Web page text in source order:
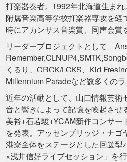
打楽器奏者。1992年北海道生まれ。
附属音楽高等学校打楽器専攻を経
時にアカンサス音楽賞、同声会賞
リーダープロジェクトとして、
くるり、CRCK/LCKS、Kid
Millennium Paradeなど数多くのラ
近年の活動として、山口情報芸術
音と響きによって記憶を喚起させ
美裕+石若駿+YCAM新作コンサー
を発表。アッセンブリッジ・ナゴ
港寮全体をステージとした回遊型
×浅井信好ライブセッション」を行